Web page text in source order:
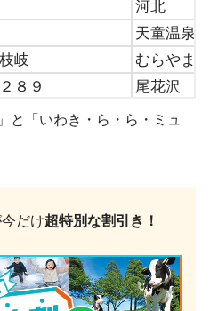
と「いわき・ら・ら・ミュ
だけ超特別な割引き！